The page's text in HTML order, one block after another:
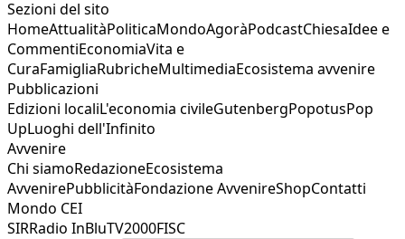
Sezioni del sito
HomeAttualitàPoliticaMondoAgoràPodcastChiesaIdee e
CommentiEconomiaVita e
CuraFamigliaRubricheMultimediaEcosistema avvenire
Pubblicazioni
Edizioni localiL'economia civileGutenbergPopotusPop
UpLuoghi dell'Infinito
Avvenire
Chi siamoRedazioneEcosistema
AvvenirePubblicitàFondazione AvvenireShopContatti
Mondo CEI
SIRRadio InBluTV2000FISC